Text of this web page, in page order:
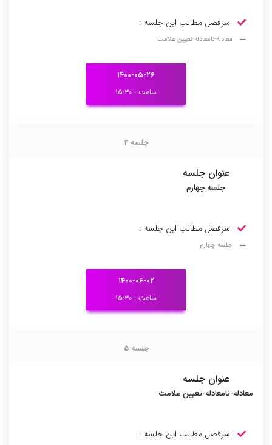
سرفصل مطالب این جلسه :
معادله-نامعادله-تعیین علامت
۱۴۰۰-۰۵-۲۶
ساعت : ۱۵:۳۰
جلسه 4جلسه 4
عنوان جلسه
جلسه چهارم
سرفصل مطالب این جلسه :
جلسه چهارم
۱۴۰۰-۰۶-۰۲
ساعت : ۱۵:۳۰
جلسه 5جلسه 5
عنوان جلسه
معادله-نامعادله-تعیین علامت
سرفصل مطالب این جلسه :